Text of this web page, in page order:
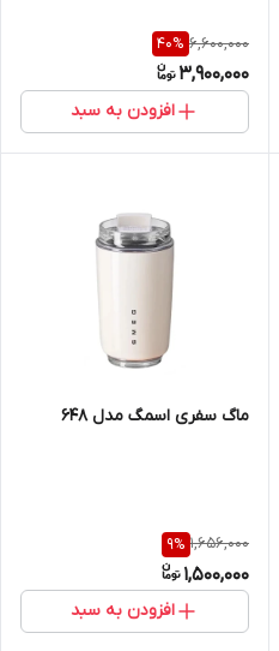
6,600,000
40%
3,900,000
افزودن به سبد
ماگ سفری اسمگ مدل 648
1,656,000
9%
1,500,000
افزودن به سبد